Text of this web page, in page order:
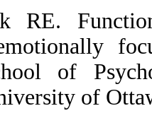
25.
effects of
Ottawa:
Sciences,